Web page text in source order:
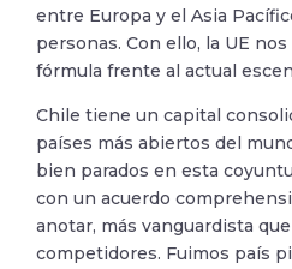
entre Europa y el Asia
personas. Con ello, la UE
fórmula frente al actual
Chile tiene un capital
países más abiertos del
bien parados en esta
con un acuerdo
anotar, más vanguardista
competidores. Fuimos país